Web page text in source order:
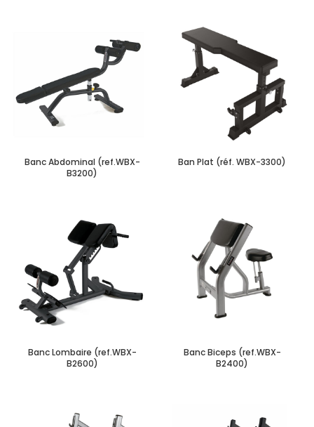
Banc Abdominal (ref.WBX-
B3200)
Ban Plat (réf. WBX-3300)
Banc Lombaire (ref.WBX-
B2600)
Banc Biceps (ref.WBX-
B2400)